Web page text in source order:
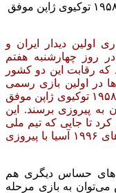
خود مقابل ایران در بازی‌های آسیایی سال ۱۹۵۸ توکیوی ژاپن موفق
اولین دیدار ایران و
روز چهارشنبه هفتم
کرد که رقابت این دو کشور
در اولین بازی رسمی
خود مقابل ایران در بازی‌های آسیایی سال ۱۹۵۸ توکیوی ژاپن موفق
به پیروزی برسند. این
تا جایی که تیم ملی
کشورمان ۳۸ سال بعد یعنی در جام ملت‌های ۱۹۹۶ آسیا با پیروزی
حساس دیگری هم
می‌توان به بازی مرحله